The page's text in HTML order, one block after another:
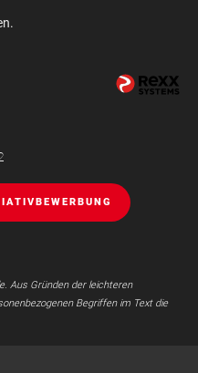
Aus Gründen der leichteren
Begriffen im Text die